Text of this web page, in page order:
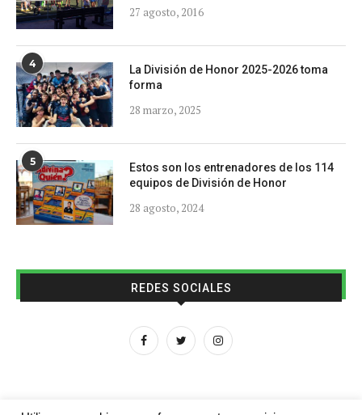
27 agosto, 2016
4
La División de Honor 2025-2026 toma
forma
28 marzo, 2025
5
Estos son los entrenadores de los 114
equipos de División de Honor
28 agosto, 2024
REDES SOCIALES